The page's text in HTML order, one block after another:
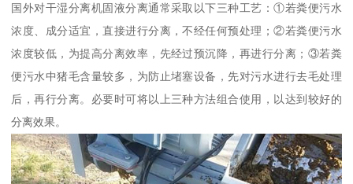
国外对干湿分离机固液分离通常采取以下三种工艺：①若粪便污水
浓度、成分适宜，直接进行分离，不经任何预处理；②若粪便污水
浓度较低，为提高分离效率，先经过预沉降，再进行分离；③若粪
便污水中猪毛含量较多，为防止堵塞设备，先对污水进行去毛处理
后，再行分离。必要时可将以上三种方法组合使用，以达到较好的
分离效果。